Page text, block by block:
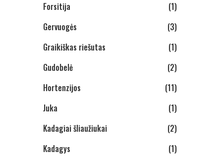
Forsitija
(1)
Gervuogės
(3)
Graikiškas riešutas
(1)
Gudobelė
(2)
Hortenzijos
(11)
Juka
(1)
Kadagiai šliaužiukai
(2)
Kadagys
(1)